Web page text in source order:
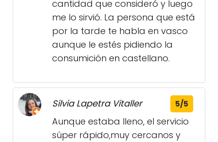
cantidad que consideró y luego
me lo sirvió. La persona que está
por la tarde te habla en vasco
aunque le estés pidiendo la
consumición en castellano.
Silvia Lapetra Vitaller 5/5
Aunque estaba lleno, el servicio
súper rápido,muy cercanos y